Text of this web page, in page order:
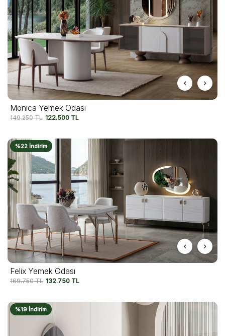
Monica Yemek Odası
149.250TL 122.500 TL
%22 İndirim
Felix Yemek Odası
169.750TL 132.750 TL
%19 İndirim